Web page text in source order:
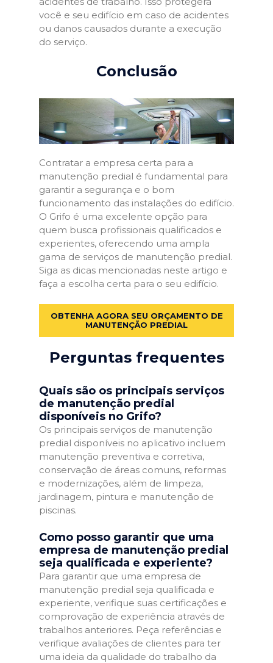
você e seu edifício em caso de acidentes
ou danos causados durante a execução
do serviço.
Conclusão
Contratar a empresa certa para a
manutenção predial é fundamental para
garantir a segurança e o bom
funcionamento das instalações do edifício.
O Grifo é uma excelente opção para
quem busca profissionais qualificados e
experientes, oferecendo uma ampla
gama de serviços de manutenção predial.
Siga as dicas mencionadas neste artigo e
faça a escolha certa para o seu edifício.
OBTENHA AGORA SEU ORÇAMENTO DE
MANUTENÇÃO PREDIAL
Perguntas frequentes
Quais são os principais serviços
de manutenção predial
disponíveis no Grifo?
Os principais serviços de manutenção
predial disponíveis no aplicativo incluem
manutenção preventiva e corretiva,
conservação de áreas comuns, reformas
e modernizações, além de limpeza,
jardinagem, pintura e manutenção de
piscinas.
Como posso garantir que uma
empresa de manutenção predial
seja qualificada e experiente?
Para garantir que uma empresa de
manutenção predial seja qualificada e
experiente, verifique suas certificações e
comprovação de experiência através de
trabalhos anteriores. Peça referências e
verifique avaliações de clientes para ter
uma ideia da qualidade do trabalho da